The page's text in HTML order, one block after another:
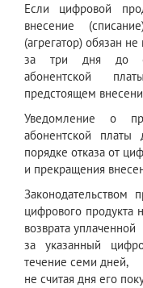
Если цифровой
внесение
(агрегатор) обязан
за три дня до
абонентской
предстоящем
Уведомление о
абонентской
порядке отказа от
и прекращения
Законодательством
цифрового продукта
возврата уплаченной
за указанный
течение семи дней,
не считая дня его